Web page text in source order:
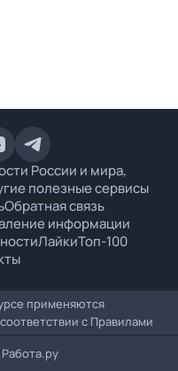
России и мира,
полезные сервисы
Обратная связь
информации
ЛайкиТоп-100
применяются
с Правилами
Работа.ру